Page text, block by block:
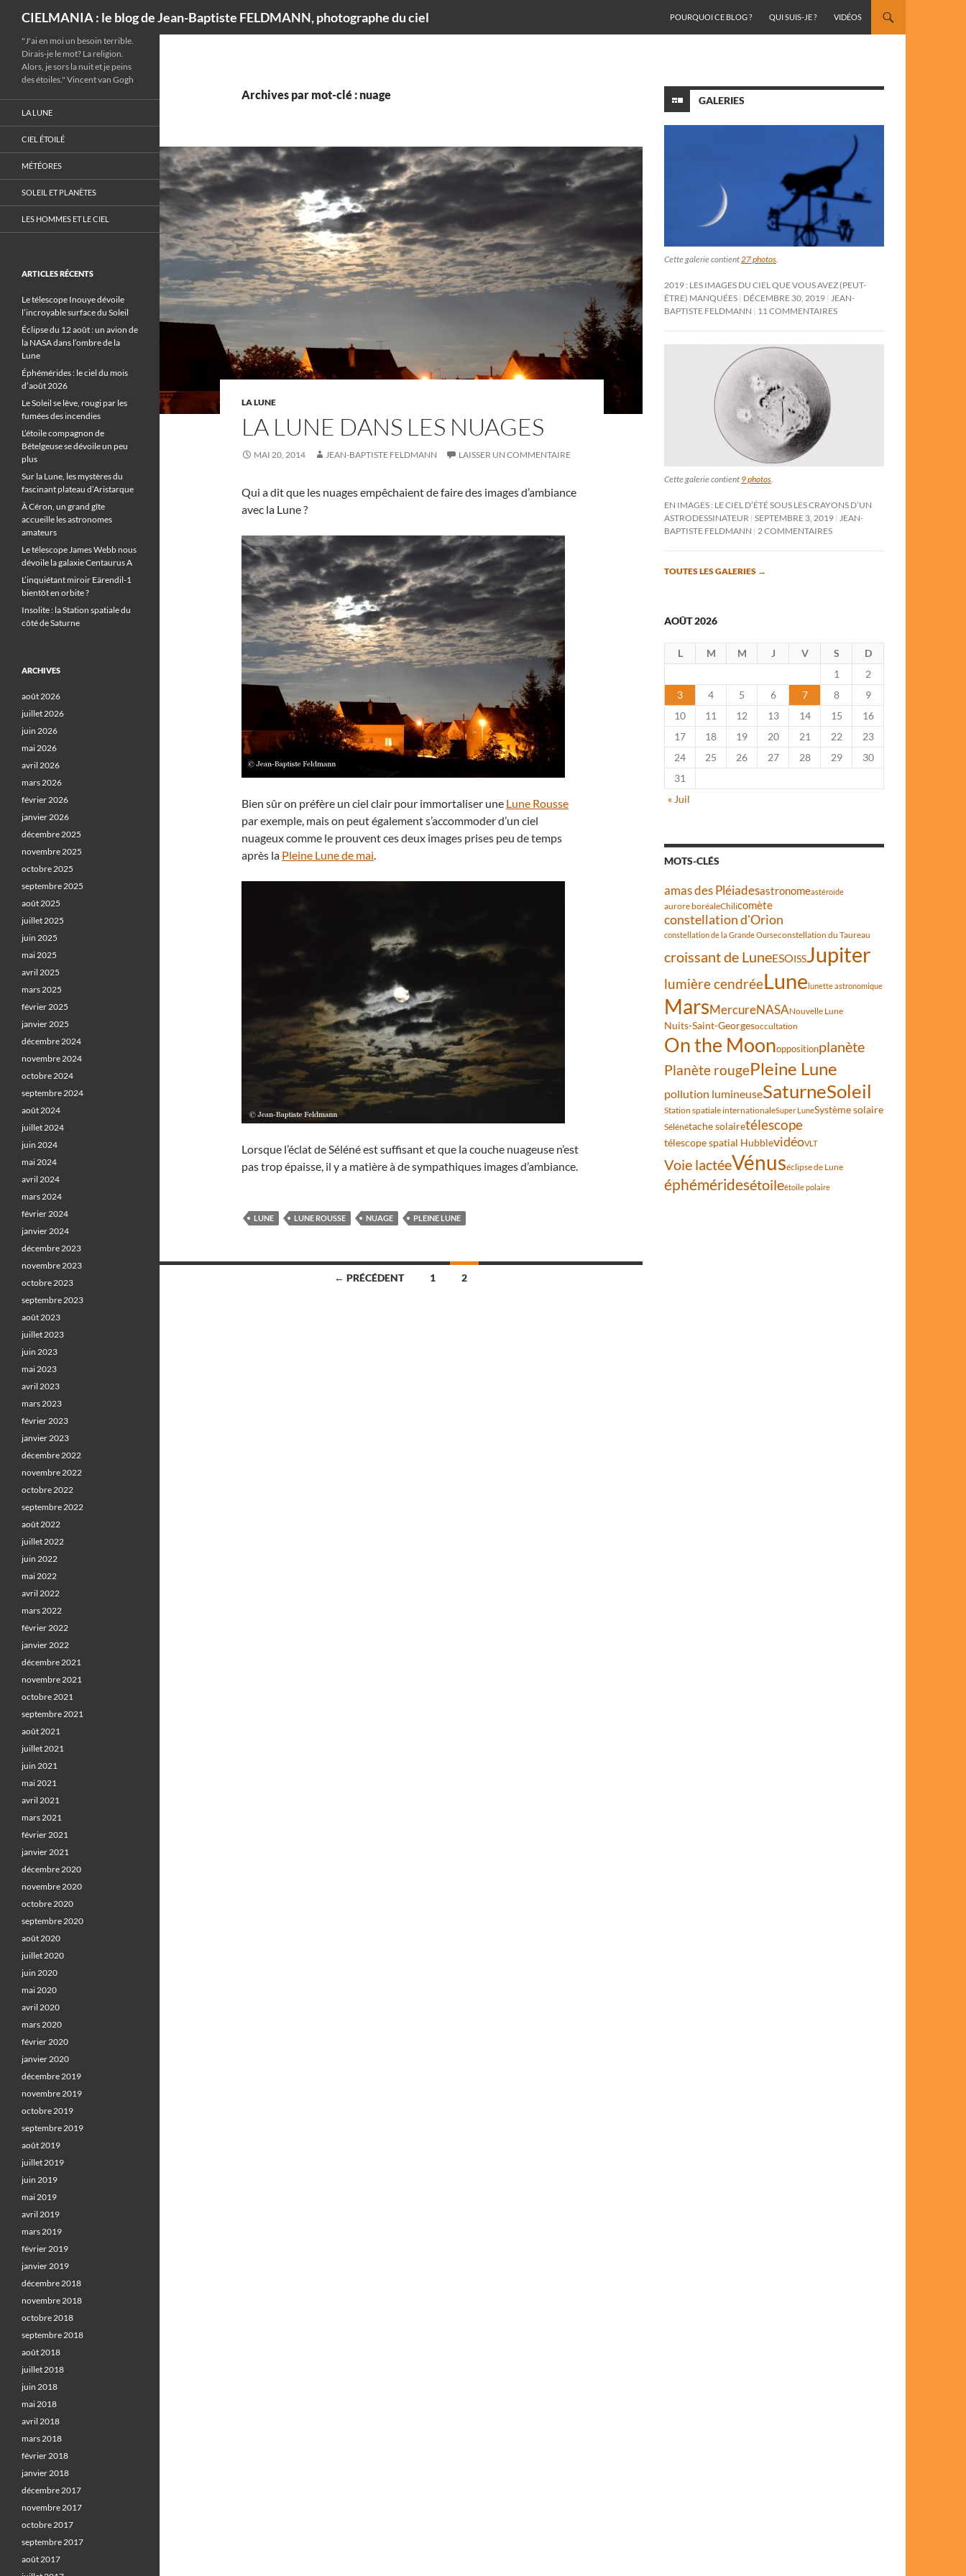
CIELMANIA : le blog de Jean-Baptiste FELDMANN, photographe du ciel
POURQUOI CE BLOG ?
QUI SUIS-JE ? VIDÉOS
Archives par mot-clé : nuage
LA LUNE
LA LUNE DANS LES NUAGES
MAI 20, 2014 JEAN-BAPTISTE FELDMANN LAISSER UN COMMENTAIRE
Qui a dit que les nuages empêchaient de faire des images d’ambiance
avec la Lune ?
Bien sûr on préfère un ciel clair pour immortaliser une Lune Rousse
par exemple, mais on peut également s’accommoder d’un ciel
nuageux comme le prouvent ces deux images prises peu de temps
après la Pleine Lune de mai.
Lorsque l’éclat de Séléné est suffisant et que la couche nuageuse n’est
pas trop épaisse, il y a matière à de sympathiques images d’ambiance.
LUNE LUNE ROUSSE NUAGE PLEINE LUNE
← PRÉCÉDENT 1 2
GALERIES
Cette galerie contient27 photos.
2019 : LES IMAGES DU CIEL QUE VOUS AVEZ (PEUT-
ÊTRE) MANQUÉES DÉCEMBRE 30, 2019 JEAN-
BAPTISTE FELDMANN
11 COMMENTAIRES
Cette galerie contient 9 photos
EN IMAGES : LE CIEL D’ÉTÉ SOUS LES CRAYONS D’UN
ASTRODESSINATEUR SEPTEMBRE 3, 2019
JEAN-
BAPTISTE FELDMANN
2 COMMENTAIRES
TOUTES LES GALERIES →
AOÛT 2026
L M M J V S
D
1
2
3
4 5 6 7 8
9
10
11 12 13 14 15
16
17
18 19 20 21 22
23
24
25 26 27 28 29
30
31
« Juil
MOTS-CLÉS
amas des Pléiadesastronomeastéroïde
aurore boréaleChilicomète
constellation d'Orion
constellation de la Grande Ourseconstellation du Taureau
croissant de LuneESOISSJupiter
lumière cendréeLunelunette astronomique
MarsMercureNASANouvelle Lune
Nuits-Saint-Georgesoccultation
On the Moonoppositionplanète
Planète rougePleine Lune
pollution lumineuseSaturneSoleil
Station spatiale internationaleSuper LuneSystème solaire
Sélénétache solairetélescope
télescope spatial HubblevidéoVLT
Voie lactéeVénuséclipse de Lune
éphéméridesétoileétoile polaire
"J'ai en moi un besoin terrible.
Dirais-je le mot? La religion.
Alors, je sors la nuit et je peins
des étoiles." Vincent van Gogh
LA LUNE
CIEL ÉTOILÉ
MÉTÉORES
SOLEIL ET PLANÈTES
LES HOMMES ET LE CIEL
ARTICLES RÉCENTS
Le télescope Inouye dévoile
l’incroyable surface du Soleil
Éclipse du 12 août : un avion de
la NASA dans l’ombre de la
Lune
Éphémérides : le ciel du mois
d’août 2026
Le Soleil se lève, rougi par les
fumées des incendies
L’étoile compagnon de
Bételgeuse se dévoile un peu
plus
Sur la Lune, les mystères du
fascinant plateau d’Aristarque
À Céron, un grand gîte
accueille les astronomes
amateurs
Le télescope James Webb nous
dévoile la galaxie Centaurus A
L’inquiétant miroir Eärendil-1
bientôt en orbite ?
Insolite : la Station spatiale du
côté de Saturne
ARCHIVES
août 2026
juillet 2026
juin 2026
mai 2026
avril 2026
mars 2026
février 2026
janvier 2026
décembre 2025
novembre 2025
octobre 2025
septembre 2025
août 2025
juillet 2025
juin 2025
mai 2025
avril 2025
mars 2025
février 2025
janvier 2025
décembre 2024
novembre 2024
octobre 2024
septembre 2024
août 2024
juillet 2024
juin 2024
mai 2024
avril 2024
mars 2024
février 2024
janvier 2024
décembre 2023
novembre 2023
octobre 2023
septembre 2023
août 2023
juillet 2023
juin 2023
mai 2023
avril 2023
mars 2023
février 2023
janvier 2023
décembre 2022
novembre 2022
octobre 2022
septembre 2022
août 2022
juillet 2022
juin 2022
mai 2022
avril 2022
mars 2022
février 2022
janvier 2022
décembre 2021
novembre 2021
octobre 2021
septembre 2021
août 2021
juillet 2021
juin 2021
mai 2021
avril 2021
mars 2021
février 2021
janvier 2021
décembre 2020
novembre 2020
octobre 2020
septembre 2020
août 2020
juillet 2020
juin 2020
mai 2020
avril 2020
mars 2020
février 2020
janvier 2020
décembre 2019
novembre 2019
octobre 2019
septembre 2019
août 2019
juillet 2019
juin 2019
mai 2019
avril 2019
mars 2019
février 2019
janvier 2019
décembre 2018
novembre 2018
octobre 2018
septembre 2018
août 2018
juillet 2018
juin 2018
mai 2018
avril 2018
mars 2018
février 2018
janvier 2018
décembre 2017
novembre 2017
octobre 2017
septembre 2017
août 2017